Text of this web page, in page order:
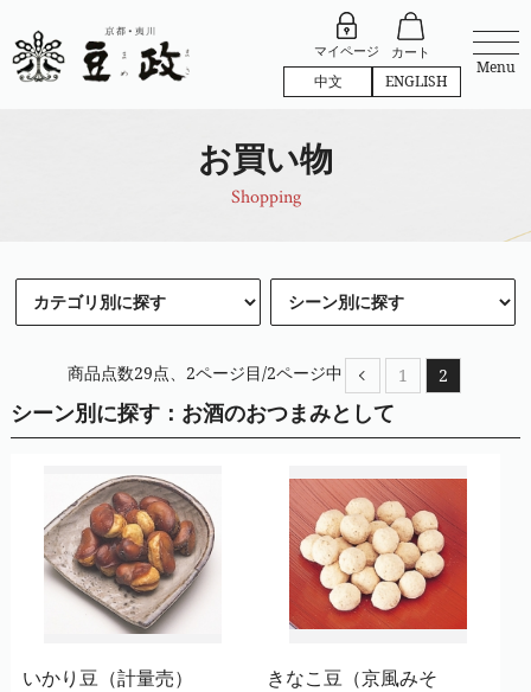
マイページ カート
中文 ENGLISH
Menu
お買い物
Shopping
商品点数29点、2ページ目/2ページ中 1 2
シーン別に探す：お酒のおつまみとして
いかり豆（計量売）
きなこ豆（京風みそ